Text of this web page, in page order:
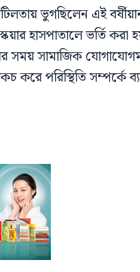
ভুগছিলেন এই
হাসপাতালে ভর্তি করা
সময় সামাজিক
পরিস্থিতি সম্পর্কে